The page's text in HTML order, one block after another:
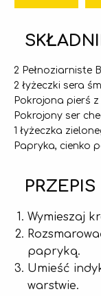
2 Pełnoziarniste
2 łyżeczki sera
Pokrojona pierś
Pokrojony ser
1 łyżeczka
Papryka, cienko
PRZEPIS
Wymieszaj
papryką.
Umieść
warstwie.